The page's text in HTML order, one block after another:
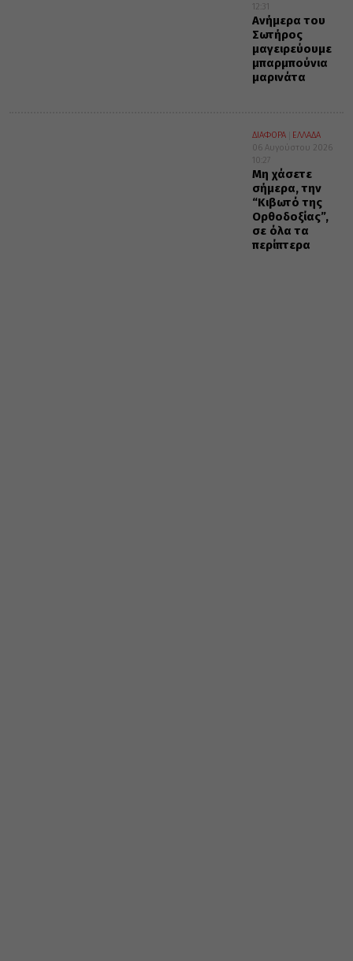
12:31
Ανήμερα του
Σωτήρος
μαγειρεύουμε
μπαρμπούνια
μαρινάτα
ΔΙΑΦΟΡΑ
ΕΛΛΑΔΑ
06 Αυγούστου 2026
10:27
Μη χάσετε
σήμερα, την
“Κιβωτό της
Ορθοδοξίας”,
σε όλα τα
περίπτερα